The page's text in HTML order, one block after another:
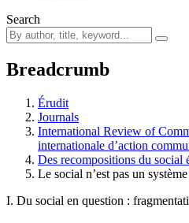
Search
Breadcrumb
Érudit
Journals
International Review of
internationale d’action
Des recompositions du social
Le social n’est pas un
I. Du social en question :